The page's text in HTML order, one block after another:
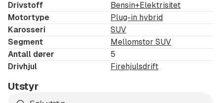
Driver Awareness
Nøkkelløs inngang
Oppvarm. ratt
Elektrisk bakluke
Digital kombiistrum.12.3"
Lane keeping Aid
Drivstoff
Bensin+Elektrisitet
Motortype
Plug-in hybrid
Karosseri
SUV
Segment
Mellomstor SUV
Antall dører
5
Drivhjul
Firehjulsdrift
Utstyr